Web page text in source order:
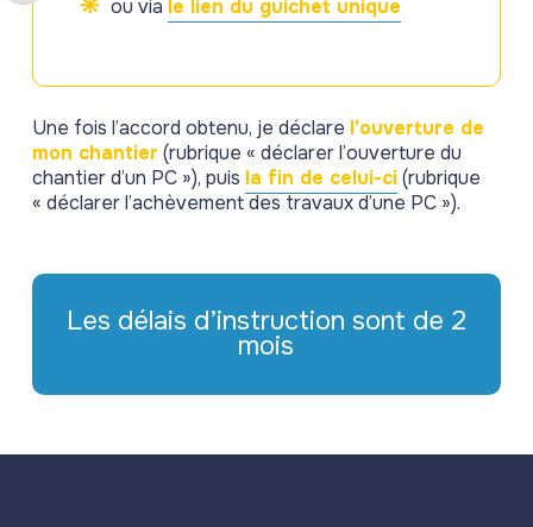
ou via le lien du guichet unique
Une fois l’accord obtenu, je déclare l’ouverture de
mon chantier (rubrique « déclarer l’ouverture du
chantier d’un PC »), puis la fin de celui-ci(rubrique
« déclarer l’achèvement des travaux d’une PC »).
Les délais d’instruction sont de 2
mois